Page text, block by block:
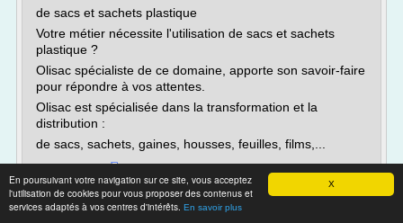
X
En poursuivant votre navigation sur ce site, vous acceptez
l'utilisation de cookies pour vous proposer des contenus et
services adaptés à vos centres d'intérêts. En savoir plus
de sacs et sachets plastique
Votre métier nécessite l'utilisation de sacs et sachets
plastique ?
Olisac spécialiste de ce domaine, apporte son savoir-faire
pour répondre à vos attentes.
Olisac est spécialisée dans la transformation et la
distribution :
de sacs, sachets, gaines, housses, feuilles, films,...
Site :http://www.olisac.com